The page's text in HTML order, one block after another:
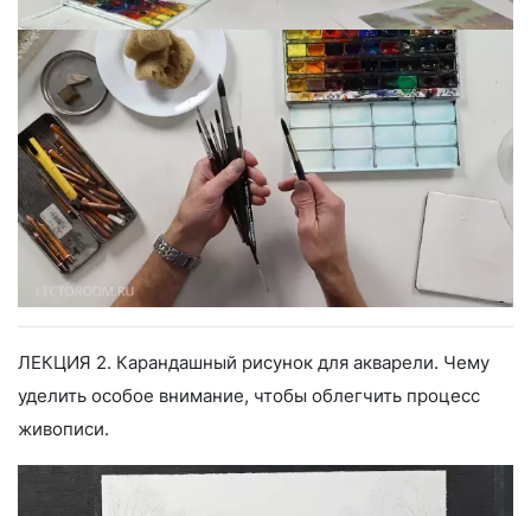
ЛЕКЦИЯ 2. Карандашный рисунок для акварели. Чему
уделить особое внимание, чтобы облегчить процесс
живописи.